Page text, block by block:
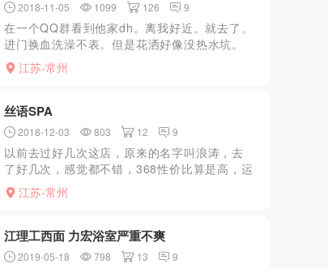
2018-11-05 1099 126 9
在一个QQ群看到他家dh。离我好近。就去了。
进门换血洗澡不表。但是花洒好像没热水坑。
上楼进包间。等了一会儿来了个小姐。看着还
行熟女型的。dh是dh一点前夕也没有。上来就
江苏-常州
丝语SPA
2018-12-03 803 12 9
以前去过好几次这店，原来的名字叫浪涛，去
了好几次，感觉都不错，368性价比算是高，运
气好碰上某个JS愿意你就能啪一下，中间曾改
名江南，可能是换老板了，就没去过。目前，
江苏-常州
江理工西面 力宏浴室严重不爽
2019-05-18 798 13 9